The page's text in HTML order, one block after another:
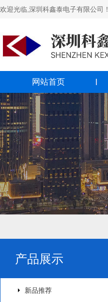
欢迎光临,深圳科鑫泰电子有限公司！
网站首页
产品展示
新品推荐